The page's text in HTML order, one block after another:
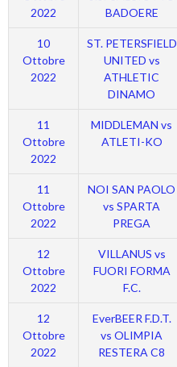
2022
BADOERE
10
Ottobre
2022
ST. PETERSFIELD
UNITED vs
ATHLETIC
DINAMO
11
Ottobre
2022
MIDDLEMAN vs
ATLETI-KO
11
Ottobre
2022
NOI SAN PAOLO
vs SPARTA
PREGA
12
Ottobre
2022
VILLANUS vs
FUORI FORMA
F.C.
12
Ottobre
2022
EverBEER F.D.T.
vs OLIMPIA
RESTERA C8